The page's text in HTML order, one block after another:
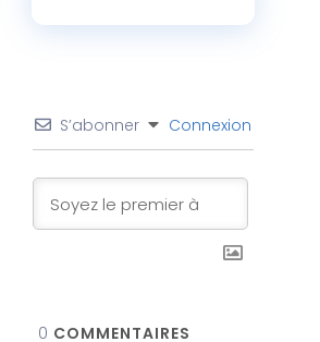
S’abonner Connexion
0 COMMENTAIRES